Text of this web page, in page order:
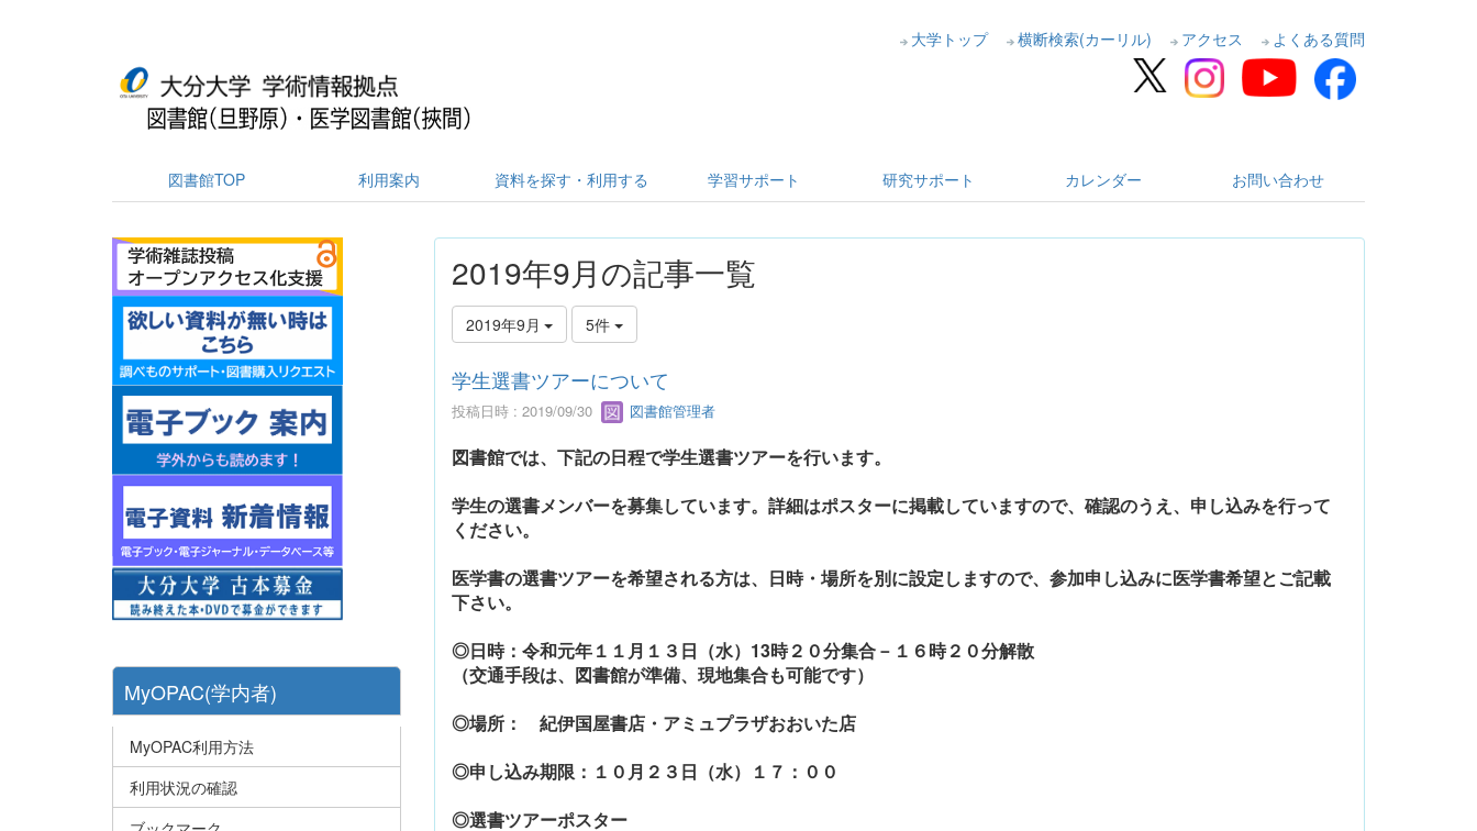
大学トップ 横断検索(カーリル) アクセス よくある質問
図書館TOP 利用案内 資料を探す・利用する 学習サポート 研究サポート カレンダー お問い合わせ
2019年9月の記事一覧
2019年9月 5件
学生選書ツアーについて
投稿日時 : 2019/09/30 図書館管理者
図書館では、下記の日程で学生選書ツアーを行います。
学生の選書メンバーを募集しています。詳細はポスターに掲載していますので、確認のうえ、申し込みを行って
ください。
医学書の選書ツアーを希望される方は、日時・場所を別に設定しますので、参加申し込みに医学書希望とご記載
下さい。
◎日時： 令和元年１１月１３日（水）13時２０分集合－１６時２０分解散
（交通手段は、図書館が準備、現地集合も可能です）
◎場所： 紀伊国屋書店・アミュプラザおおいた店
◎申し込み期限： １０月２３日（水）１７：００
◎選書ツアーポスター
MyOPAC(学内者)
MyOPAC利用方法
利用状況の確認